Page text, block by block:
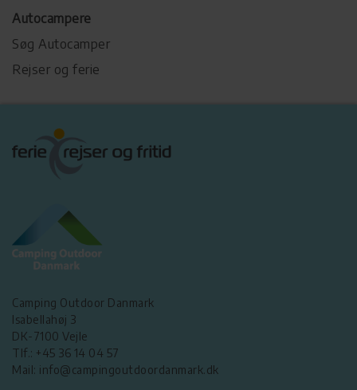
Autocampere
Søg Autocamper
Rejser og ferie
Camping Outdoor Danmark
Isabellahøj 3
DK-7100 Vejle
Tlf.: +45 36 14 04 57
Mail: info@campingoutdoordanmark.dk